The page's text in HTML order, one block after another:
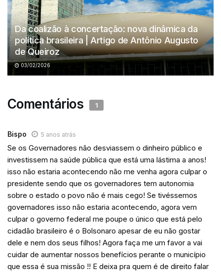
Da coalizão à concertação: nova dinâmica da
política brasileira | Artigo de Antônio Augusto
de Queiroz
03/02/2026
Comentários 1
Bispo 5 anos atrás
Se os Governadores não desviassem o dinheiro público e
investissem na saúde pública que está uma lástima a anos!
isso não estaria acontecendo não me venha agora culpar o
presidente sendo que os governadores tem autonomia
sobre o estado o povo não é mais cego! Se tivéssemos
governadores isso não estaria acontecendo, agora vem
culpar o governo federal me poupe o único que está pelo
cidadão brasileiro é o Bolsonaro apesar de eu não gostar
dele e nem dos seus filhos! Agora faça me um favor a vai
cuidar de aumentar nossos benefícios perante o município
que essa é sua missão !! E deixa pra quem é de direito falar